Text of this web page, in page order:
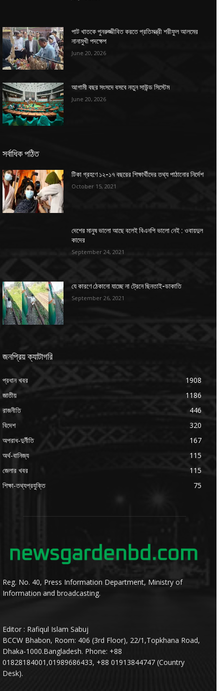
পাট খাতকে পুনরুজ্জীবিত করতে প্রতিমন্ত্রী শরীফুল আলমের
নানামুখী পদক্ষেপ
June 20, 2026
আগামী বছর সংসদে বসবে নতুন সাউন্ড সিস্টেম
June 20, 2026
সর্বাধিক পঠিত
টিকা গ্রহণে ১২-১৭ বছরের শিক্ষার্থীদের তথ্য পাঠানোর নির্দেশ
October 15, 2021
দেশের মানুষ ভালো আছে বলেই বিএনপি ভালো নেই : ওবায়দুল
কাদের
September 24, 2021
যে কারণে ঠেকানো যাচ্ছে না ট্রেনে ছিনতাই-ডাকাতি
September 26, 2021
জনপ্রিয় ক্যাটাগরি
প্রধান খবর
1908
জাতীয়
1186
রাজনীতি
446
বিদেশ
320
অপরাধ-দুর্নীতি
167
অর্থ-বানিজ্য
115
জেলার খবর
115
শিক্ষা-তথ্যপ্রযুক্তি
75
Reg. No. 40, Press Information Department, Ministry of
Information and broadcasting.
Editor : Rafiqul Islam Sabuj
BCCW Bhabon, Room: 406 (3rd Floor), 22/1,Topkhana Road,
Dhaka-1000.Bangladesh. Phone: +88
01828184001,01989686433, +88 01913844747 (Country
Desk).